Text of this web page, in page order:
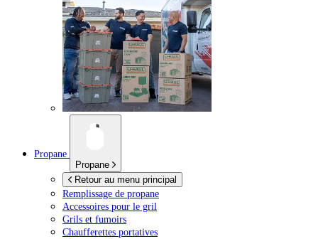
Propane
Propane
Retour au menu principal
Remplissage de propane
Accessoires pour le gril
Grils et fumoirs
Chaufferettes portatives